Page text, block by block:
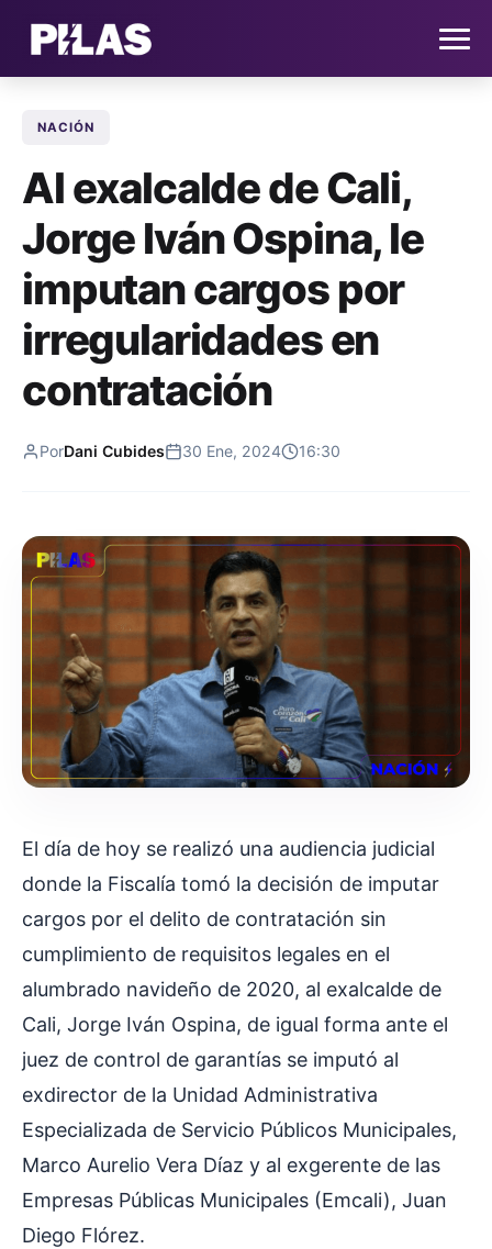
NOTICIAS
QUIÉNES SOMOS
CONTACTO
SUSCRÍBETE
NACIÓN
Al exalcalde de Cali,
Jorge Iván Ospina, le
imputan cargos por
irregularidades en
contratación
PorDani Cubides 30 Ene, 2024 16:30
El día de hoy se realizó una audiencia judicial
donde la Fiscalía tomó la decisión de imputar
cargos por el delito de contratación sin
cumplimiento de requisitos legales en el
alumbrado navideño de 2020, al exalcalde de
Cali, Jorge Iván Ospina, de igual forma ante el
juez de control de garantías se imputó al
exdirector de la Unidad Administrativa
Especializada de Servicio Públicos Municipales,
Marco Aurelio Vera Díaz y al exgerente de las
Empresas Públicas Municipales (Emcali), Juan
Diego Flórez.